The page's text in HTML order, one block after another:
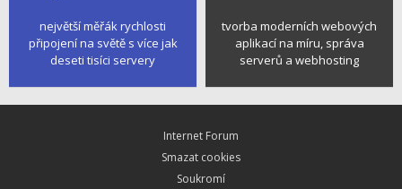
největší měřák rychlosti
připojení na světě s více jak
deseti tisíci servery
tvorba moderních webových
aplikací na míru, správa
serverů a webhosting
Internet Forum
Smazat cookies
Soukromí